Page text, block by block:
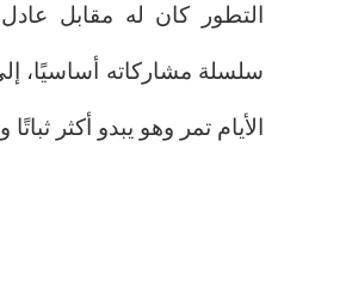
التطور كان له مقابل
سلسلة مشاركاته أساسيًا،
الأيام تمر وهو يبدو أكثر ثباتًا